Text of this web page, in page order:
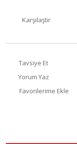
Karşılaştır
Tavsiye Et
Yorum Yaz